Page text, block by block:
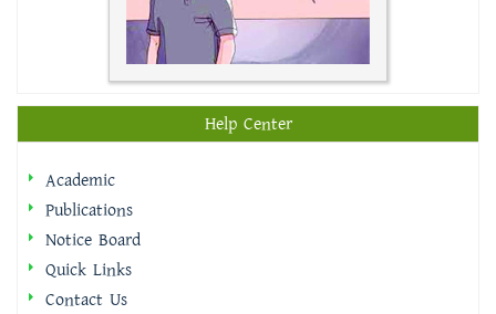
Help Center
Academic
Publications
Notice Board
Quick Links
Contact Us